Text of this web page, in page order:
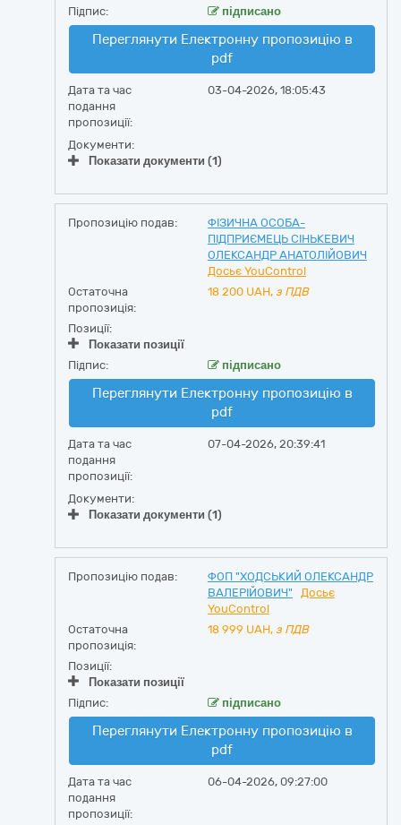
Підпис: підписано
Переглянути Електронну пропозицію в
pdf
Дата та час
подання
пропозиції:
03-04-2026, 18:05:43
Документи:
Показати документи (1)
Пропозицію подав:
ФІЗИЧНА ОСОБА-
ПІДПРИЄМЕЦЬ СІНЬКЕВИЧ
ОЛЕКСАНДР АНАТОЛІЙОВИЧ
Досьє YouControl
Остаточна
пропозиція:
18 200 UAH, з ПДВ
Позиції:
Показати позиції
Підпис:
підписано
Переглянути Електронну пропозицію в
pdf
Дата та час
подання
пропозиції:
07-04-2026, 20:39:41
Документи:
Показати документи (1)
Пропозицію подав:
ФОП "ХОДСЬКИЙ ОЛЕКСАНДР
ВАЛЕРІЙОВИЧ"
Досьє
YouControl
Остаточна
пропозиція:
18 999 UAH, з ПДВ
Позиції:
Показати позиції
Підпис:
підписано
Переглянути Електронну пропозицію в
pdf
Дата та час
подання
пропозиції:
06-04-2026, 09:27:00